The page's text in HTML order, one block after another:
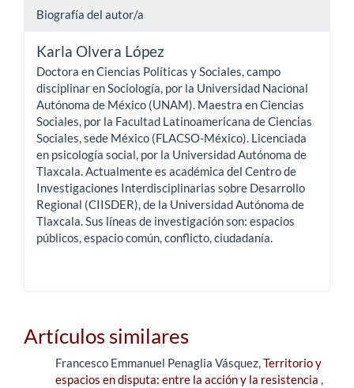
Biografía del autor/a
Karla Olvera López
Doctora en Ciencias Políticas y Sociales, campo
disciplinar en Sociología, por la Universidad Nacional
Autónoma de México (UNAM). Maestra en Ciencias
Sociales, por la Facultad Latinoamericana de Ciencias
Sociales, sede México (FLACSO-México). Licenciada
en psicología social, por la Universidad Autónoma de
Tlaxcala. Actualmente es académica del Centro de
Investigaciones Interdisciplinarias sobre Desarrollo
Regional (CIISDER), de la Universidad Autónoma de
Tlaxcala. Sus líneas de investigación son: espacios
públicos, espacio común, conflicto, ciudadanía.
Artículos similares
Francesco Emmanuel Penaglia Vásquez,Territorio y
espacios en disputa: entre la acción y la resistencia ,